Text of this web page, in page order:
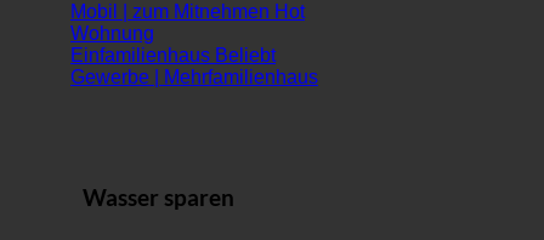
Mobil | zum Mitnehmen
Wohnung
Einfamilienhaus
Gewerbe | Mehrfamilienhaus
Wasser sparen